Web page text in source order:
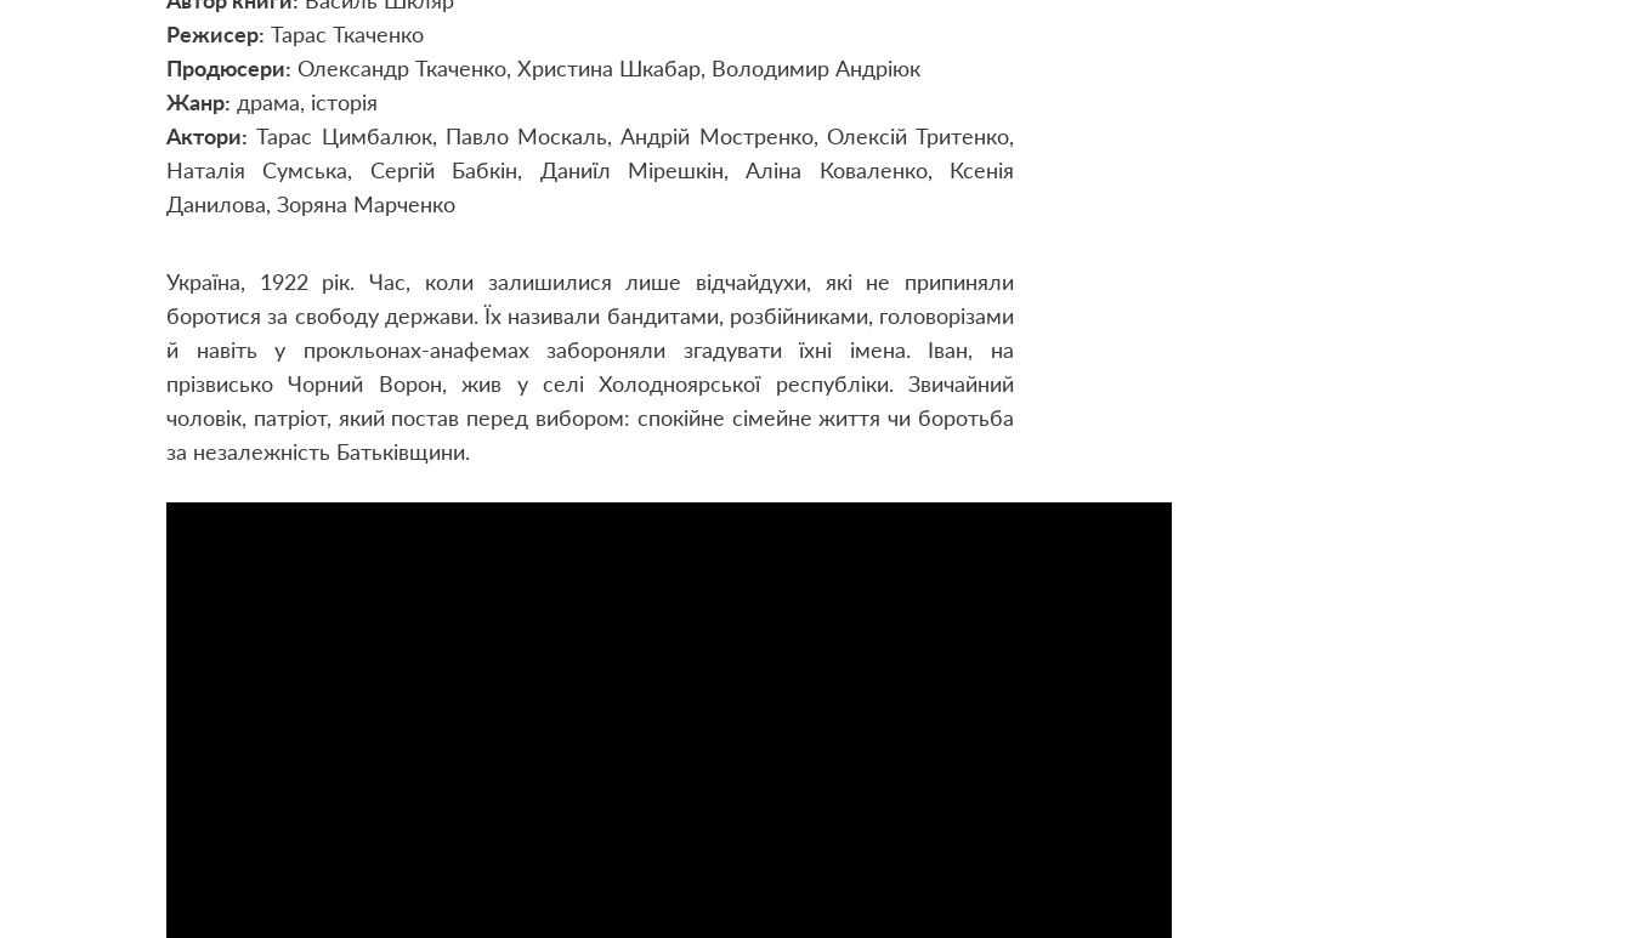
Режисер: Тарас Ткаченко
Продюсери: Олександр Ткаченко, Христина Шкабар, Володимир Андріюк
Жанр: драма, історія
Актори: Тарас Цимбалюк, Павло Москаль, Андрій Мостренко, Олексій Тритенко,
Наталія Сумська, Сергій Бабкін, Даниїл Мірешкін, Аліна Коваленко, Ксенія
Данилова, Зоряна Марченко
Україна, 1922 рік. Час, коли залишилися лише відчайдухи, які не припиняли
боротися за свободу держави. Їх називали бандитами, розбійниками, головорізами
й навіть у прокльонах-анафемах забороняли згадувати їхні імена. Іван, на
прізвисько Чорний Ворон, жив у селі Холодноярської республіки. Звичайний
чоловік, патріот, який постав перед вибором: спокійне сімейне життя чи боротьба
за незалежність Батьківщини.